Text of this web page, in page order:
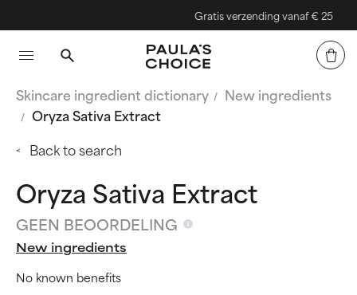
Gratis verzending vanaf € 25
Skincare ingredient dictionary
New ingredients
Oryza Sativa Extract
Back to search
Oryza Sativa Extract
GEEN BEOORDELING
New ingredients
No known benefits